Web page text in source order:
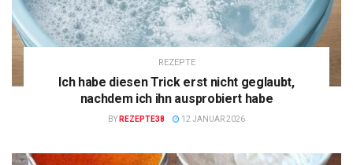
REZEPTE
Ich habe diesen Trick erst nicht geglaubt,
nachdem ich ihn ausprobiert habe
BY REZEPTE38 12 JANUAR 2026